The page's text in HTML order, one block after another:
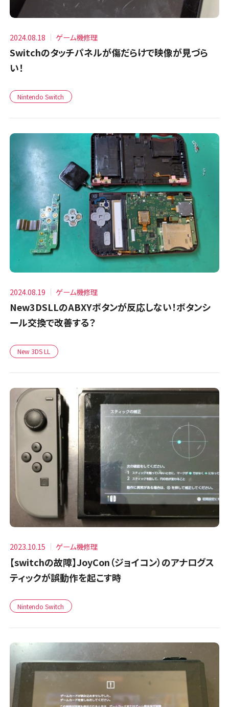
2024.08.18 ゲーム機修理
Switchのタッチパネルが傷だらけで映像が見づら
い！
Nintendo Switch
2024.08.19 ゲーム機修理
New3DSLLのABXYボタンが反応しない！ボタンシ
ール交換で改善する？
New 3DS LL
2023.10.15 ゲーム機修理
【switchの故障】JoyCon（ジョイコン）のアナログス
ティックが誤動作を起こす時
Nintendo Switch